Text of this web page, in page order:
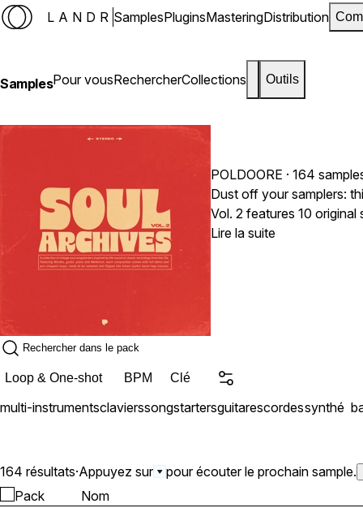
LANDR SamplesPluginsMasteringDistribution
SamplesPour vousRechercherCollections Outils
POLDOORE · 164
Dust off your samplers:
Vol. 2 features 10
chopped into boom bap
Lire la suite
Loop & One-shot BPM Clé
multi-instrumentsclavierssongstartersguitarescordessynthé
164 résultats·Appuyez sur
pour écouter le prochain sample.
Pack
Nom